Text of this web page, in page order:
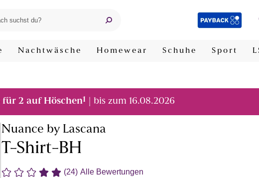
Nachtwäsche Homewear Schuhe Sport
für 2 auf Höschen1 | bis zum 16.08.2026
Nuance by Lascana
T-Shirt-BH
(24) Alle Bewertungen